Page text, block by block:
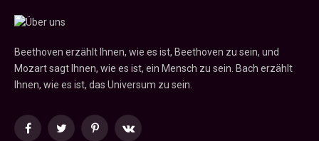
Beethoven erzählt Ihnen, wie es ist, Beethoven zu sein, und
Mozart sagt Ihnen, wie es ist, ein Mensch zu sein. Bach erzählt
Ihnen, wie es ist, das Universum zu sein.
FacebookTwitterPinterestVKontakte